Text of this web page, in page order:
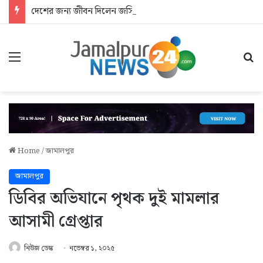
দেশের জন্য জীবন দিলেন জসিম: আশ্রয়হীন শহীদের পরিবার
Menu
Home/জামালপুর
জামালপুর
ডিবির অভিযানে পৃথক দুই মামলার
আসামী গ্রেপ্তার
নিউজ ডেস্ক নভেম্বর ১, ২০২৫